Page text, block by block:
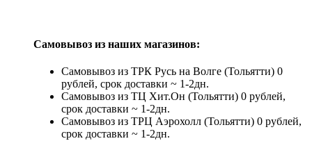
Самовывоз из наших магазинов:
Самовывоз из ТРК Русь на Волге (Тольятти) 0
рублей, срок доставки ~ 1-2дн.
Самовывоз из ТЦ Хит.Он (Тольятти) 0 рублей,
срок доставки ~ 1-2дн.
Самовывоз из ТРЦ Аэрохолл (Тольятти) 0 рублей,
срок доставки ~ 1-2дн.